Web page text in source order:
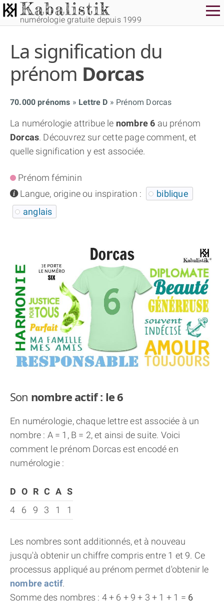
numérologie gratuite depuis 1999
La signification du
prénom Dorcas
70.000 prénoms Lettre D Prénom Dorcas
La numérologie attribue le nombre 6 au prénom
Dorcas. Découvrez sur cette page comment, et
quelle signification y est associée.
Prénom féminin
infoLangue, origine ou inspiration :
biblique
anglais
Son nombre actif : le 6
En numérologie, chaque lettre est associée à un
nombre : A = 1, B = 2, et ainsi de suite. Voici
comment le prénom Dorcas est encodé en
numérologie :
D O R C A S
4
6 9 3 1 1
Les nombres sont additionnés, et à nouveau
jusqu'à obtenir un chiffre compris entre 1 et 9. Ce
processus appliqué au prénom permet d'obtenir le
nombre actif.
Somme des nombres : 4 + 6 + 9 + 3 + 1 + 1 = 6
THÈME GRATUIT
THÈME NUMÉROLOGIQUE APPROFONDI
THÈME TEMPOREL
NUMÉROSCOPE
APPRENDRE LA NUMÉROLOGIE
EXPLORER LA NUMÉROLOGIE
70.000 PRÉNOMS
(À PROPOS)